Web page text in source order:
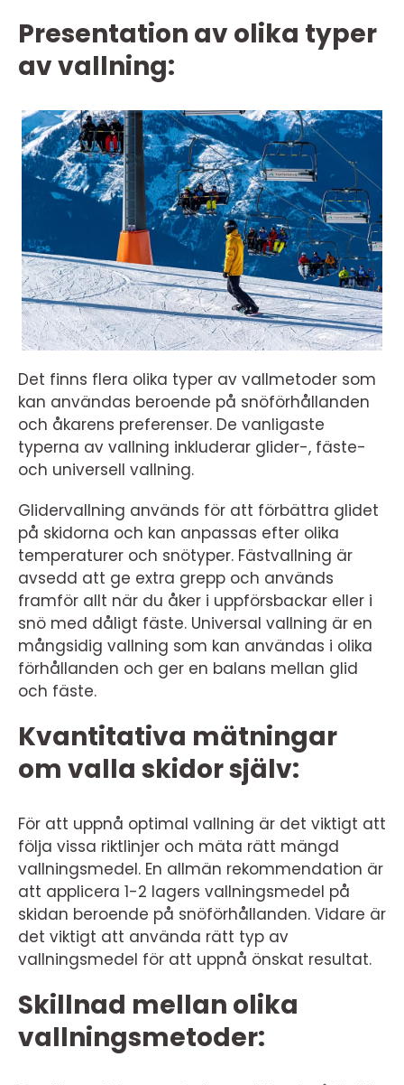
Presentation av olika typer
av vallning:
Det finns flera olika typer av vallmetoder som
kan användas beroende på snöförhållanden
och åkarens preferenser. De vanligaste
typerna av vallning inkluderar glider-, fäste-
och universell vallning.
Glidervallning används för att förbättra glidet
på skidorna och kan anpassas efter olika
temperaturer och snötyper. Fästvallning är
avsedd att ge extra grepp och används
framför allt när du åker i uppförsbackar eller i
snö med dåligt fäste. Universal vallning är en
mångsidig vallning som kan användas i olika
förhållanden och ger en balans mellan glid
och fäste.
Kvantitativa mätningar
om valla skidor själv:
För att uppnå optimal vallning är det viktigt att
följa vissa riktlinjer och mäta rätt mängd
vallningsmedel. En allmän rekommendation är
att applicera 1-2 lagers vallningsmedel på
skidan beroende på snöförhållanden. Vidare är
det viktigt att använda rätt typ av
vallningsmedel för att uppnå önskat resultat.
Skillnad mellan olika
vallningsmetoder: